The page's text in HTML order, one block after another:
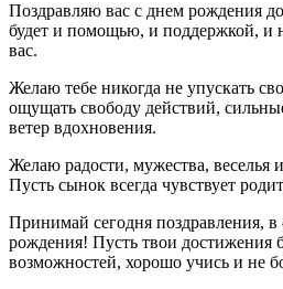
Поздравляю вас с днем рождения
будет и помощью, и поддержкой, и
вас.
Желаю тебе никогда не упускать
ощущать свободу действий,
ветер вдохновения.
Желаю радости, мужества, веселья
Пусть сынок всегда чувствует
Принимай сегодня поздравления, в
рождения! Пусть твои достижения
возможностей, хорошо учись и не